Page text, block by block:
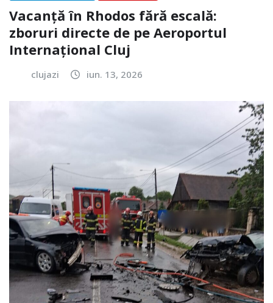
Vacanță în Rhodos fără escală:
zboruri directe de pe Aeroportul
Internațional Cluj
clujazi iun. 13, 2026